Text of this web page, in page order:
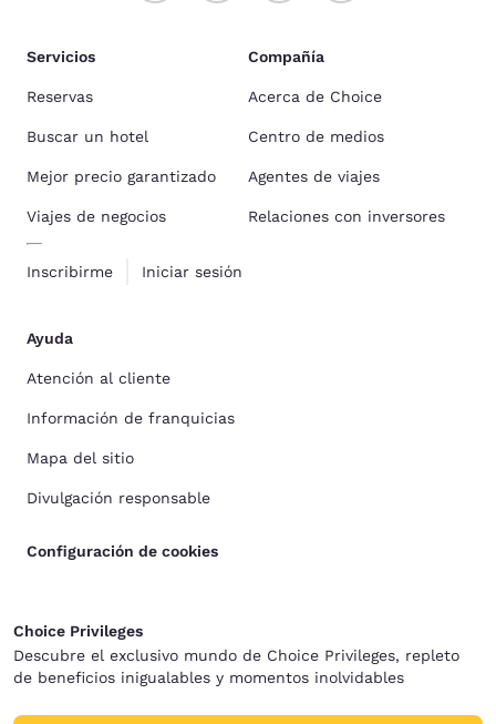
Servicios
Reservas
Buscar un hotel
Mejor precio garantizado
Viajes de negocios
Inscribirme Iniciar sesión
Compañía
Acerca de Choice
Centro de medios
Agentes de viajes
Relaciones con inversores
Ayuda
Atención al cliente
Información de franquicias
Mapa del sitio
Divulgación responsable
Configuración de cookies
Choice Privileges
Descubre el exclusivo mundo de Choice Privileges, repleto
de beneficios inigualables y momentos inolvidables